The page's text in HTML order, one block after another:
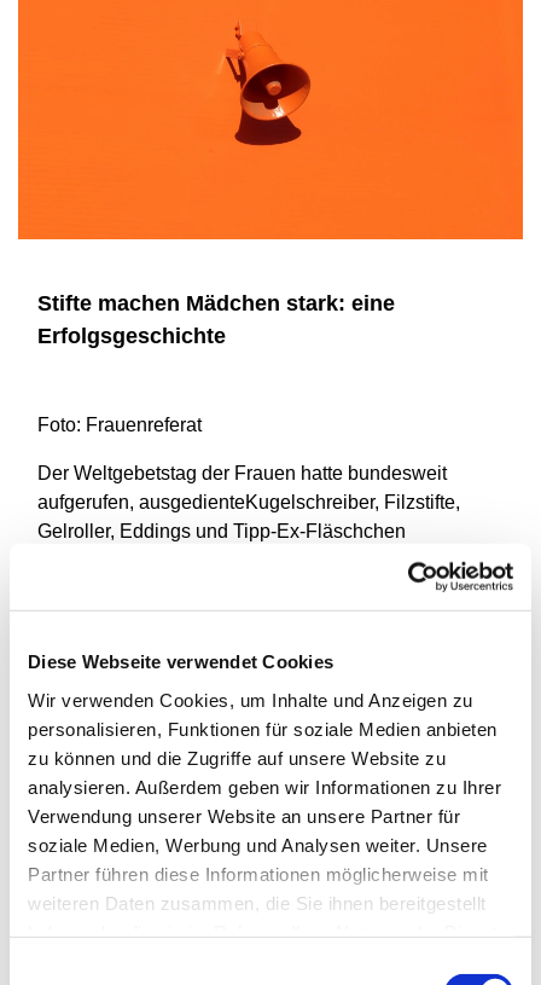
Diese Webseite verwendet Cookies
Wir verwenden Cookies, um Inhalte und Anzeigen zu
personalisieren, Funktionen für soziale Medien anbieten
zu können und die Zugriffe auf unsere Website zu
analysieren. Außerdem geben wir Informationen zu Ihrer
Verwendung unserer Website an unsere Partner für
soziale Medien, Werbung und Analysen weiter. Unsere
Partner führen diese Informationen möglicherweise mit
weiteren Daten zusammen, die Sie ihnen bereitgestellt
Stifte machen Mädchen stark: eine
Erfolgsgeschichte
Foto: Frauenreferat
Der Weltgebetstag der Frauen hatte bundesweit
aufgerufen, ausgedienteKugelschreiber, Filzstifte,
Gelroller, Eddings und Tipp-Ex-Fläschchen
zusammeln. Das Plastik wird recycled und von dem
Erlös werden 200geflüchtete syrische Mächen in
libanesischen Flüchtlingslagernunterstützt,
damit sie eine Schulbildung erhalten können. Rund
17.000 kgStiftesind bisher bundesweit
zusammengekommen. Auch in Bochum
habenvieleMenschen mitgesammelt: Frauenhilfen und
Kindergärten, diekirchlicheVerwaltung und das
Kinderheim Overdyck, Konfirmandengruppen
undSeniorenkreise, Schulen und Gemeindebüros –
alle haben ihre Schubladenund Schränke durchforstet
und 150 kg Stifte gesammelt – wie Liv, Linaund Maria
Pfarrerin Eva-Maria Ranft, l.). Das Frauenreferat hat